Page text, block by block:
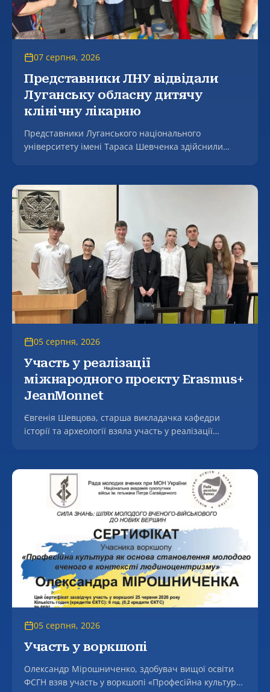
07 серпня, 2026
Представники ЛНУ відвідали
Луганську обласну дитячу
клінічну лікарню
Представники Луганського національного
університету імені Тараса Шевченка здійснили
обласна дитяча клінічна лікарня», де зустрілися з
генеральним директором закладу, заслуженим
лікарем України Світланою Ошеко.
05 серпня, 2026
Участь у реалізації
міжнародного проєкту Erasmus+
JeanMonnet
Євгенія Шевцова, старша викладачка кафедри
історії та археології взяла участь у реалізації
сфері» (EUNDAS).
05 серпня, 2026
Участь у воркшопі
Олександр Мірошниченко, здобувач вищої освіти
ФСГН взяв участь у воркшопі «Професійна культура